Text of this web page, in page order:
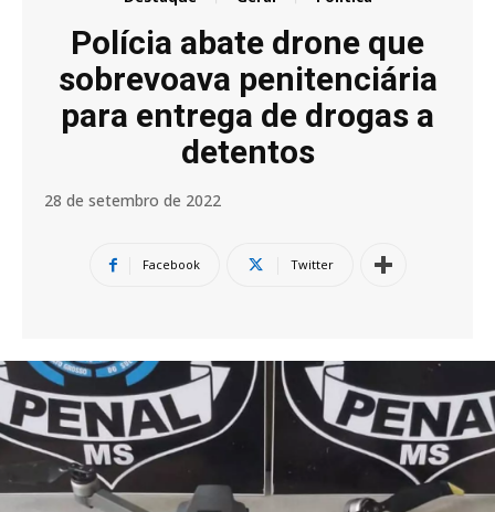
Polícia abate drone que
sobrevoava penitenciária
para entrega de drogas a
detentos
28 de setembro de 2022
Facebook Twitter